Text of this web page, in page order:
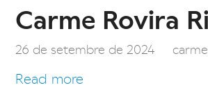
Carme Rovira
26 de setembre de 2024
Read more